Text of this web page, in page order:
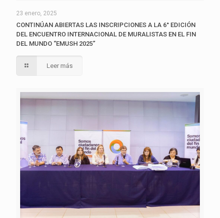
23 enero, 2025
CONTINÚAN ABIERTAS LAS INSCRIPCIONES A LA 6° EDICIÓN
DEL ENCUENTRO INTERNACIONAL DE MURALISTAS EN EL FIN
DEL MUNDO “EMUSH 2025”
Leer más